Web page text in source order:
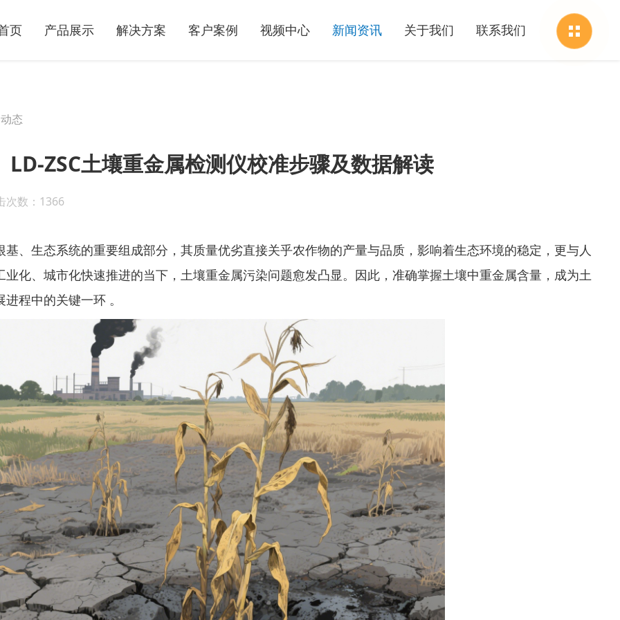
页 产品展示 解决方案 客户案例 视频中心 新闻资讯 关于我们 联系我们
态
ZSC土壤重金属检测仪校准步骤及数据解读
次数：1366
生态系统的重要组成部分，其质量优劣直接关乎农作物的产量与品质，影响着生态环境的稳定，更与人
化、城市化快速推进的当下，土壤重金属污染问题愈发凸显。因此，准确掌握土壤中重金属含量，成为土
程中的关键一环 。